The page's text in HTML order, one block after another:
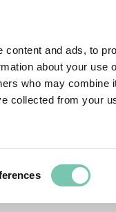
content and ads, to
about your use
who may combine
collected from your
ACCIÓN
ayuda con tu
nosotros